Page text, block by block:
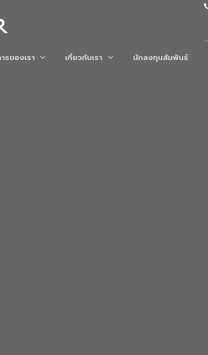
รของเรา เกี่ยวกับเรา นักลงทุนสัมพันธ์